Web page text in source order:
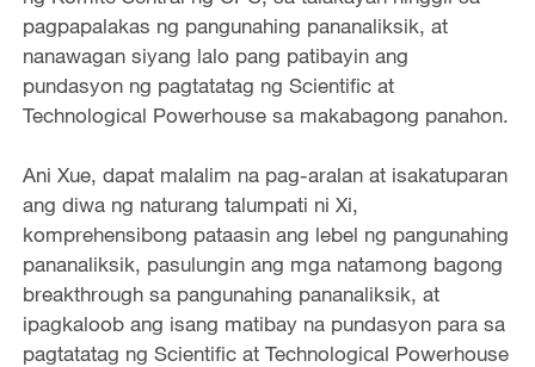
pagpapalakas ng pangunahing pananaliksik, at
nanawagan siyang lalo pang patibayin ang
pundasyon ng pagtatatag ng Scientific at
Technological Powerhouse sa makabagong panahon.
Ani Xue, dapat malalim na pag-aralan at isakatuparan
ang diwa ng naturang talumpati ni Xi,
komprehensibong pataasin ang lebel ng pangunahing
pananaliksik, pasulungin ang mga natamong bagong
breakthrough sa pangunahing pananaliksik, at
ipagkaloob ang isang matibay na pundasyon para sa
pagtatatag ng Scientific at Technological Powerhouse